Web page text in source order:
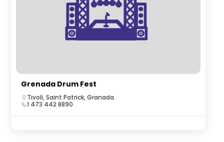
Grenada Drum Fest
Tivoli, Saint Patrick, Granada.
1 473 442 8890